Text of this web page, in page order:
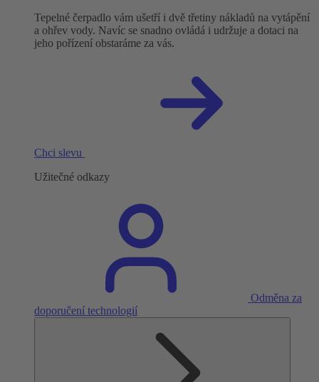
Tepelné čerpadlo vám ušetří i dvě třetiny nákladů na vytápění
a ohřev vody. Navíc se snadno ovládá i udržuje a dotaci na
jeho pořízení obstaráme za vás.
Chci slevu
Užitečné odkazy
Odměna za
doporučení technologií